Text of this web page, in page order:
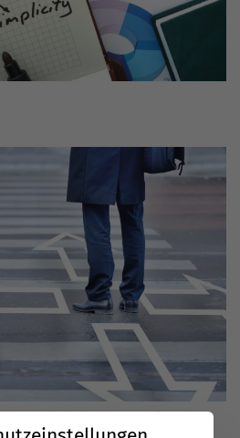
muss nicht immer Google sein